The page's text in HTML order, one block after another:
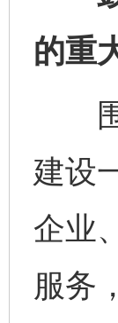
的重
围
建设
企业
服务